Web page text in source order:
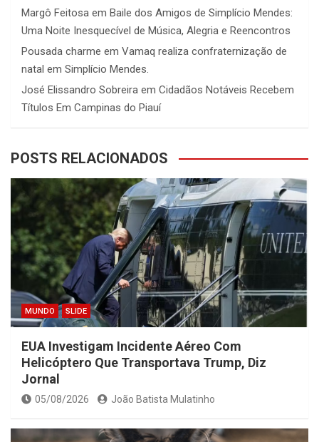
Margô Feitosa em Baile dos Amigos de Simplício Mendes:
Uma Noite Inesquecível de Música, Alegria e Reencontros
Pousada charme em Vamaq realiza confraternização de
natal em Simplício Mendes.
José Elissandro Sobreira em Cidadãos Notáveis Recebem
Títulos Em Campinas do Piauí
POSTS RELACIONADOS
MUNDO SLIDE
EUA Investigam Incidente Aéreo Com
Helicóptero Que Transportava Trump, Diz
Jornal
05/08/2026 João Batista Mulatinho